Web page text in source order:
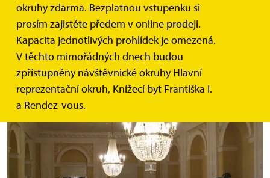
okruhy zdarma. Bezplatnou vstupenku si
prosím zajistěte předem v online prodeji.
Kapacita jednotlivých prohlídek je omezená.
V těchto mimořádných dnech budou
zpřístupněny návštěvnické okruhy Hlavní
reprezentační okruh, Knížecí byt Františka I.
a Rendez-vous.
Sál a salónek loveckého zámečku
Rendez-vous
Dvě krásné místnosti pro svatby či jiné slavnostní
příležitosti